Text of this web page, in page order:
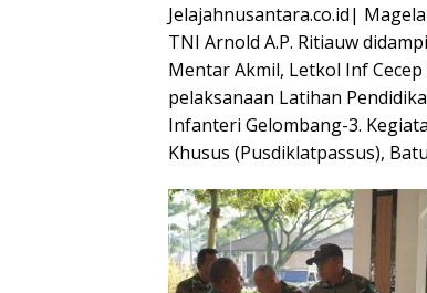
Jelajahnusantara.co.id|
TNI Arnold A.P. Ritiauw
Mentar Akmil, Letkol Inf Cecep
pelaksanaan Latihan
Infanteri Gelombang-3.
Khusus (Pusdiklatpassus),